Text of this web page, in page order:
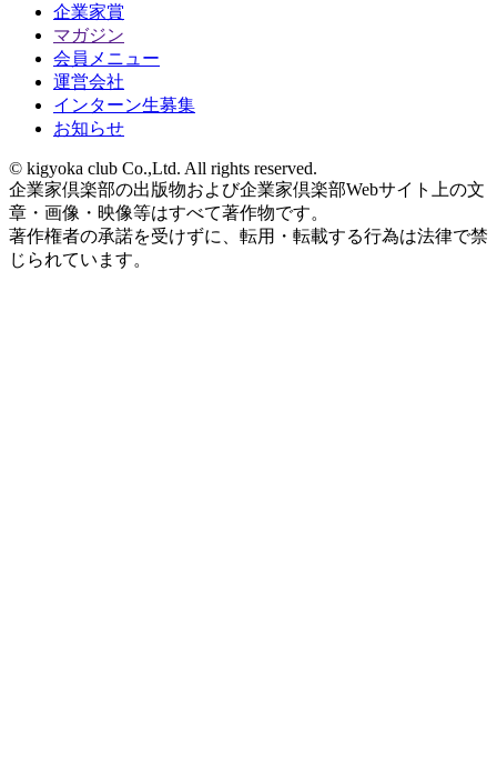
企業家賞
マガジン
会員メニュー
運営会社
インターン生募集
お知らせ
© kigyoka club Co.,Ltd. All rights reserved.
企業家倶楽部の出版物および企業家倶楽部Webサイト上の文
章・画像・映像等はすべて著作物です。
著作権者の承諾を受けずに、転用・転載する行為は法律で禁
じられています。